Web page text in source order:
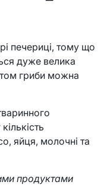
печериці, тому що
дуже велика
гриби можна
яйця, молочні та
продуктами